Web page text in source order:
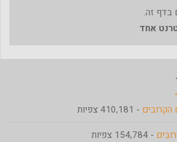
בדף זה.
אחד
הקרובים - 410,181 צפיות
- 154,784 צפיות